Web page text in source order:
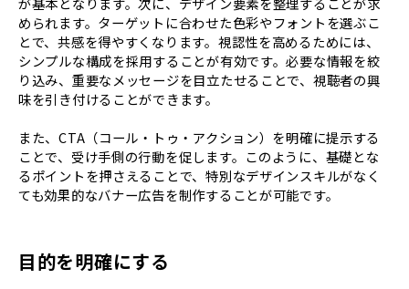
められます。ターゲットに合わせた色彩やフォントを選ぶこ
とで、共感を得やすくなります。視認性を高めるためには、
シンプルな構成を採用することが有効です。必要な情報を絞
り込み、重要なメッセージを目立たせることで、視聴者の興
味を引き付けることができます。
また、CTA（コール・トゥ・アクション）を明確に提示する
ことで、受け手側の行動を促します。このように、基礎とな
るポイントを押さえることで、特別なデザインスキルがなく
ても効果的なバナー広告を制作することが可能です。
目的を明確にする